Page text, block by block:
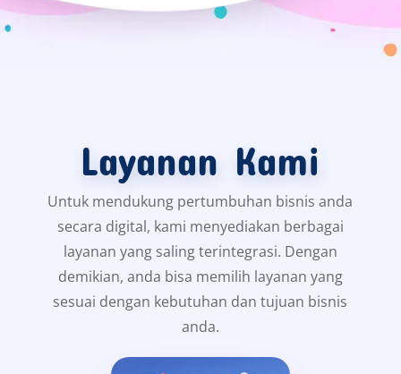
Layanan Kami
Untuk mendukung pertumbuhan bisnis anda
secara digital, kami menyediakan berbagai
layanan yang saling terintegrasi. Dengan
demikian, anda bisa memilih layanan yang
sesuai dengan kebutuhan dan tujuan bisnis
anda.